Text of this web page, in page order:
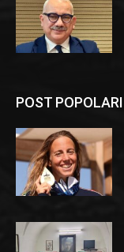
POST POPOLARI